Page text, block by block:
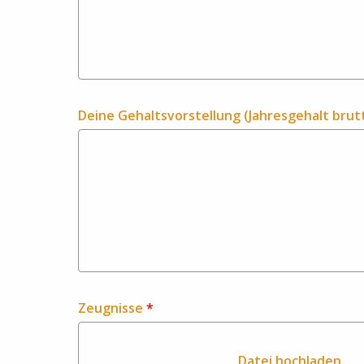
Deine Gehaltsvorstellung (Jahresgehalt
Zeugnisse *